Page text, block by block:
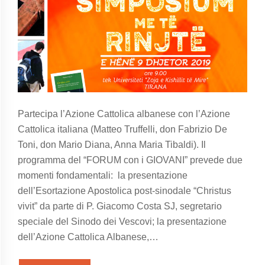
Partecipa l’Azione Cattolica albanese con l’Azione
Cattolica italiana (Matteo Truffelli, don Fabrizio De
Toni, don Mario Diana, Anna Maria Tibaldi). Il
programma del “FORUM con i GIOVANI” prevede due
momenti fondamentali: la presentazione
dell’Esortazione Apostolica post-sinodale “Christus
vivit” da parte di P. Giacomo Costa SJ, segretario
speciale del Sinodo dei Vescovi; la presentazione
dell’Azione Cattolica Albanese,…